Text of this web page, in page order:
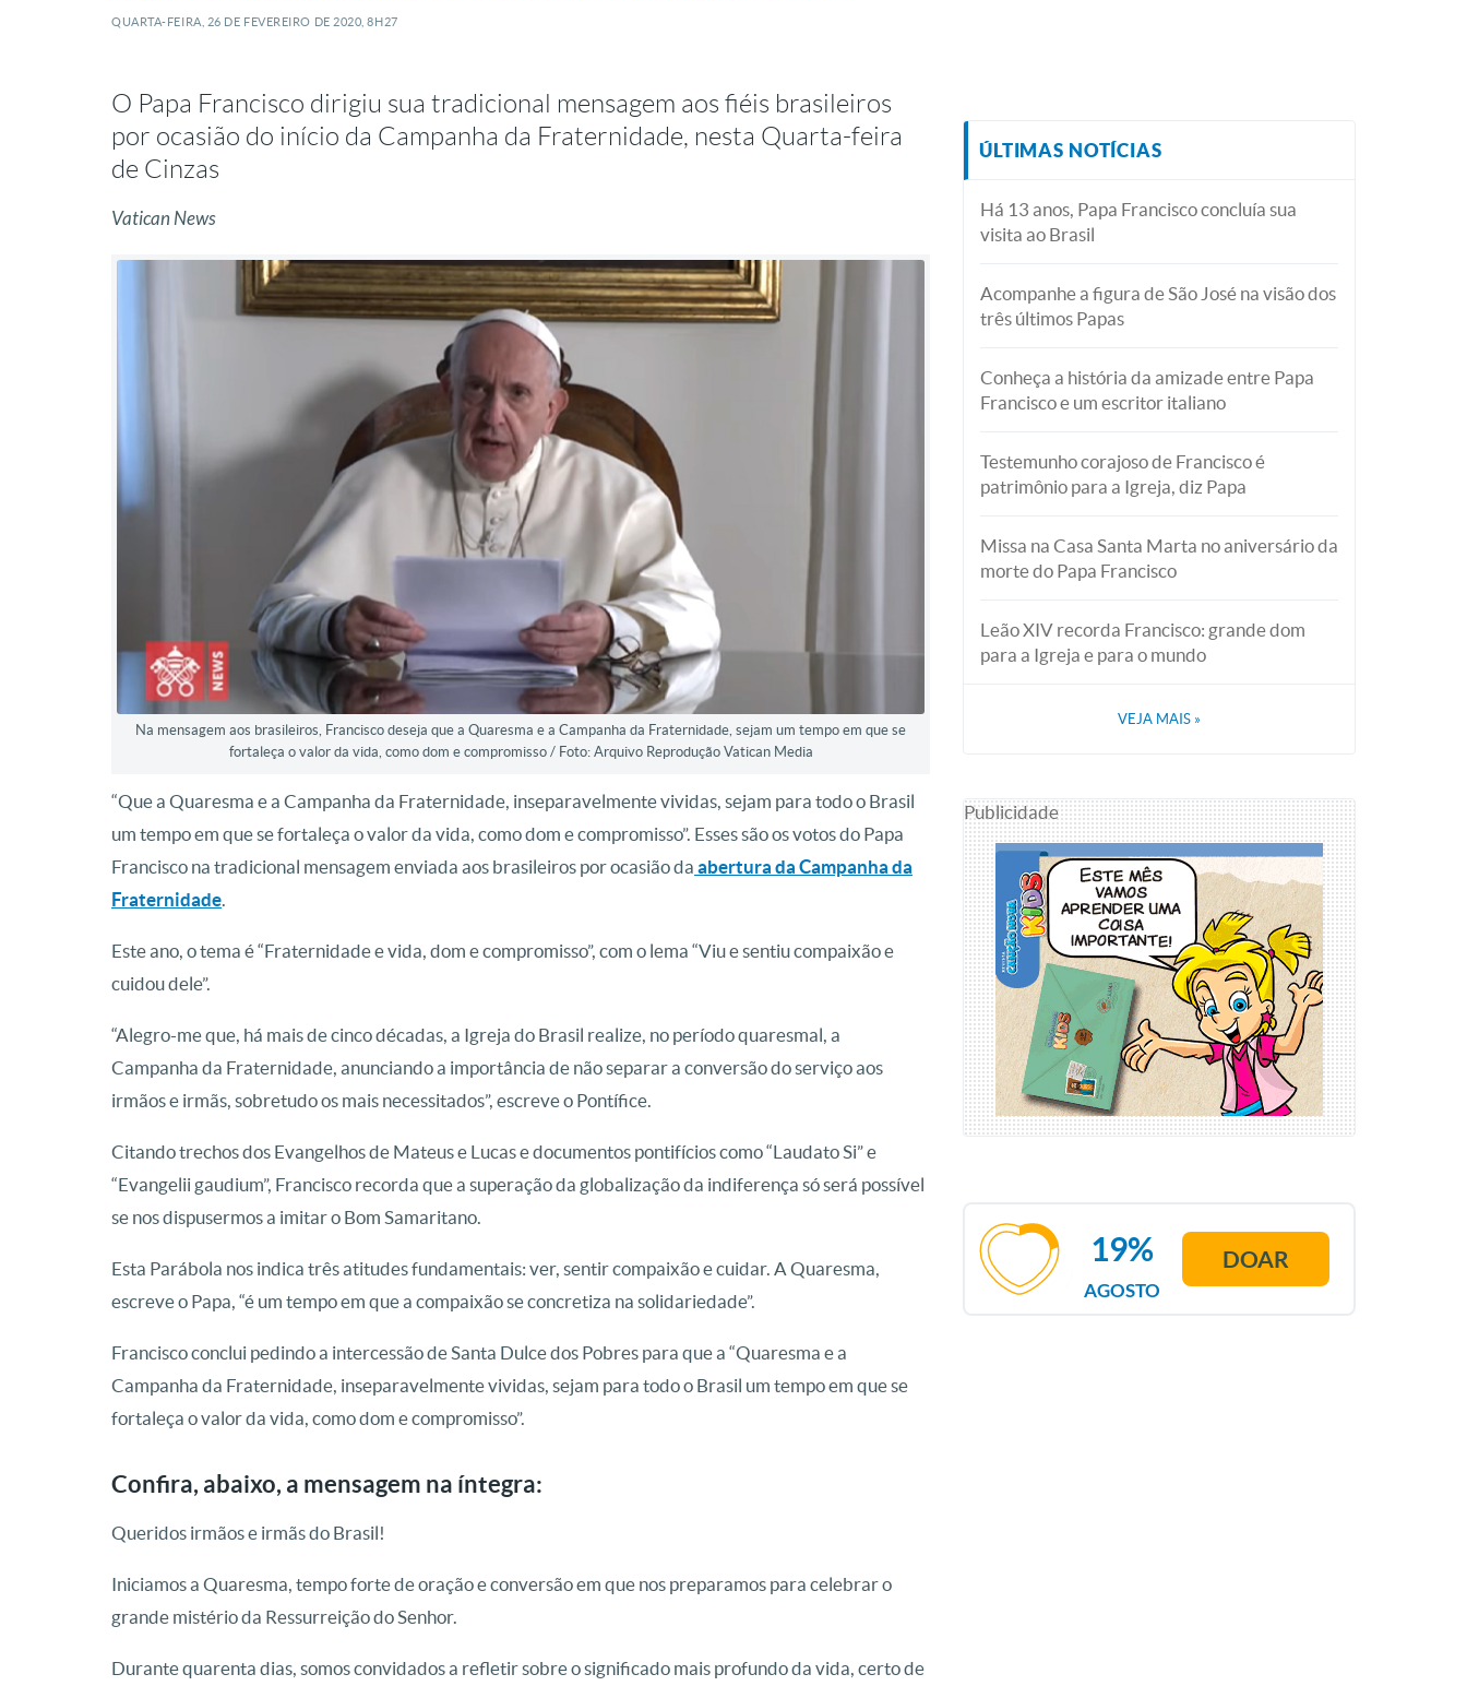
QUARTA-FEIRA, 26 DE FEVEREIRO DE 2020, 8H27
O Papa Francisco dirigiu sua tradicional mensagem aos fiéis brasileiros
por ocasião do início da Campanha da Fraternidade, nesta Quarta-feira
de Cinzas
Vatican News
Na mensagem aos brasileiros, Francisco deseja que a Quaresma e a Campanha da Fraternidade, sejam um tempo em que se
fortaleça o valor da vida, como dom e compromisso / Foto: Arquivo Reprodução Vatican Media
“Que a Quaresma e a Campanha da Fraternidade, inseparavelmente vividas, sejam para todo o Brasil
um tempo em que se fortaleça o valor da vida, como dom e compromisso”. Esses são os votos do Papa
Francisco na tradicional mensagem enviada aos brasileiros por ocasião da abertura da Campanha da
Fraternidade.
Este ano, o tema é “Fraternidade e vida, dom e compromisso”, com o lema “Viu e sentiu compaixão e
cuidou dele”.
“Alegro-me que, há mais de cinco décadas, a Igreja do Brasil realize, no período quaresmal, a
Campanha da Fraternidade, anunciando a importância de não separar a conversão do serviço aos
irmãos e irmãs, sobretudo os mais necessitados”, escreve o Pontífice.
Citando trechos dos Evangelhos de Mateus e Lucas e documentos pontifícios como “Laudato Si” e
“Evangelii gaudium”, Francisco recorda que a superação da globalização da indiferença só será possível
se nos dispusermos a imitar o Bom Samaritano.
Esta Parábola nos indica três atitudes fundamentais: ver, sentir compaixão e cuidar. A Quaresma,
escreve o Papa, “é um tempo em que a compaixão se concretiza na solidariedade”.
Francisco conclui pedindo a intercessão de Santa Dulce dos Pobres para que a “Quaresma e a
Campanha da Fraternidade, inseparavelmente vividas, sejam para todo o Brasil um tempo em que se
fortaleça o valor da vida, como dom e compromisso”.
Confira, abaixo, a mensagem na íntegra:
Queridos irmãos e irmãs do Brasil!
Iniciamos a Quaresma, tempo forte de oração e conversão em que nos preparamos para celebrar o
grande mistério da Ressurreição do Senhor.
Durante quarenta dias, somos convidados a refletir sobre o significado mais profundo da vida, certo de
ÚLTIMAS NOTÍCIAS
Há 13 anos, Papa Francisco concluía sua
visita ao Brasil
Acompanhe a figura de São José na visão dos
três últimos Papas
Conheça a história da amizade entre Papa
Francisco e um escritor italiano
Testemunho corajoso de Francisco é
patrimônio para a Igreja, diz Papa
Missa na Casa Santa Marta no aniversário da
morte do Papa Francisco
Leão XIV recorda Francisco: grande dom
para a Igreja e para o mundo
VEJA MAIS »
Publicidade
AGOSTO
19% DOAR